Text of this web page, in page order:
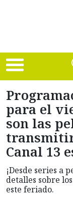
para el
son las
Canal 13
¡Desde series a
detalles sobre
este feriado.